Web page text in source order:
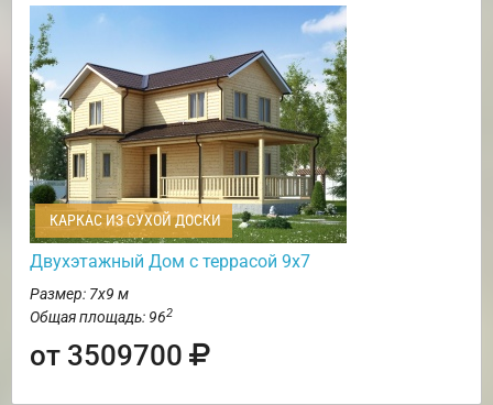
КАРКАС ИЗ СУХОЙ ДОСКИ
Двухэтажный Дом с террасой 9х7
Размер: 7х9 м
Общая площадь: 962
от 3509700